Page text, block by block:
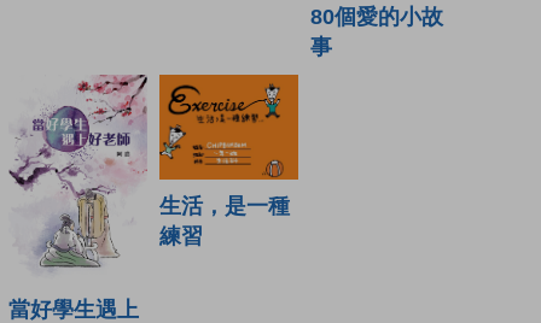
80個愛的小故
事
當好學生遇上
生活，是一種
練習